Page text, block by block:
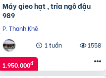
Máy gieo hạt , trỉa ngô đậu
989
P. Thanh Khê
1 tuần
1558
1.950.000đ